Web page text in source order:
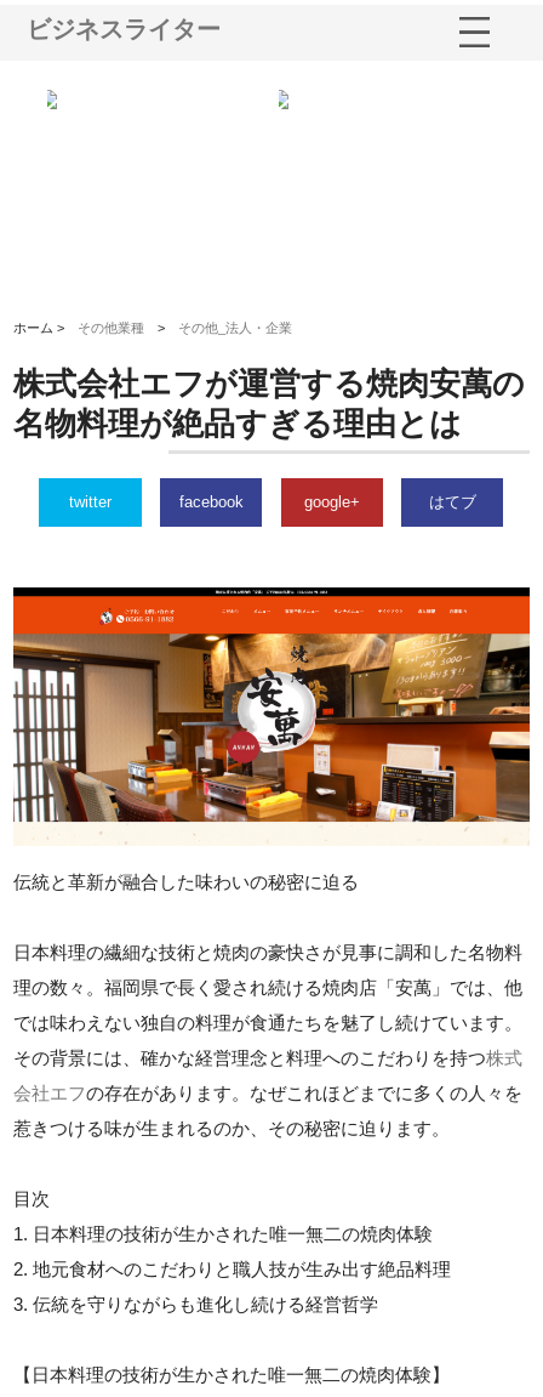
ビジネスライター
ホーム > その他業種 > その他_法人・企業
株式会社エフが運営する焼肉安萬の
名物料理が絶品すぎる理由とは
twitter facebook google+ はてブ
伝統と革新が融合した味わいの秘密に迫る
日本料理の繊細な技術と焼肉の豪快さが見事に調和した名物料
理の数々。福岡県で長く愛され続ける焼肉店「安萬」では、他
では味わえない独自の料理が食通たちを魅了し続けています。
その背景には、確かな経営理念と料理へのこだわりを持つ株式
会社エフの存在があります。なぜこれほどまでに多くの人々を
惹きつける味が生まれるのか、その秘密に迫ります。
目次
1. 日本料理の技術が生かされた唯一無二の焼肉体験
2. 地元食材へのこだわりと職人技が生み出す絶品料理
3. 伝統を守りながらも進化し続ける経営哲学
【日本料理の技術が生かされた唯一無二の焼肉体験】